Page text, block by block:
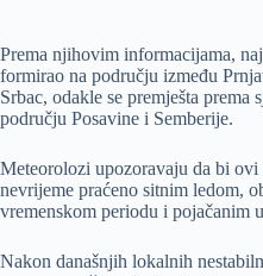
Prema njihovim informacijama,
formirao na području između
Srbac, odakle se premješta prema
području Posavine i Semberije.
Meteorolozi upozoravaju da bi
nevrijeme praćeno sitnim ledom,
vremenskom periodu i pojačanim
Nakon današnjih lokalnih